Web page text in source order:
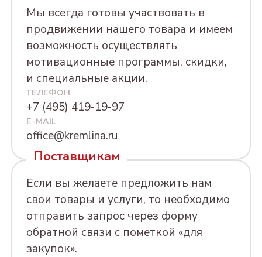
Мы всегда готовы участвовать в
продвижении нашего товара и имеем
возможность осуществлять
мотивационные программы, скидки,
и специальные акции.
ТЕЛЕФОН
+7 (495) 419-19-97
E-MAIL
office@kremlina.ru
Поставщикам
Если вы желаете предложить нам
свои товары и услуги, то необходимо
отправить запрос через форму
обратной связи с пометкой «для
закупок».